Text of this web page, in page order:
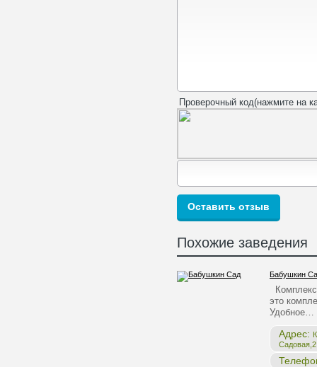
Проверочный код(нажмите на
Похожие заведения
Бабушкин
это
Удобное…
Адрес: